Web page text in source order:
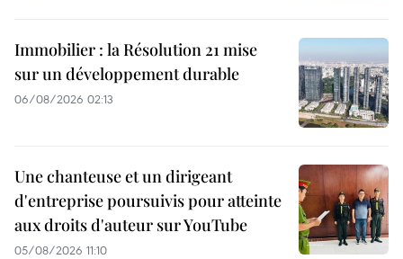
Immobilier : la Résolution 21 mise
sur un développement durable
06/08/2026 02:13
Une chanteuse et un dirigeant
d'entreprise poursuivis pour atteinte
aux droits d'auteur sur YouTube
05/08/2026 11:10